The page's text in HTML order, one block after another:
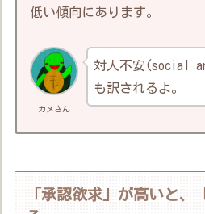
低い傾向にあります。
カメさん
対人不安(social
も訳されるよ。
「承認欲求」が高いと、